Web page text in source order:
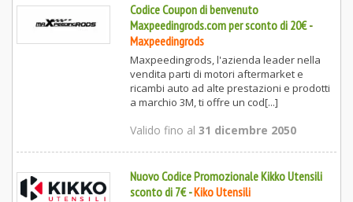
Codice Coupon di benvenuto
Maxpeedingrods.com per sconto di 20€-
Maxpeedingrods
Maxpeedingrods, l'azienda leader nella
vendita parti di motori aftermarket e
ricambi auto ad alte prestazioni e prodotti
a marchio 3M, ti offre un cod[...]
Valido fino al 31 dicembre 2050
Nuovo Codice Promozionale Kikko Utensili
sconto di 7€-Kiko Utensili